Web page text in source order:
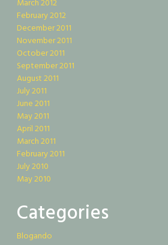
March 2012
February 2012
December 2011
November 2011
October 2011
September 2011
August 2011
July 2011
June 2011
May 2011
April 2011
March 2011
February 2011
July 2010
May 2010
Categories
Blogando